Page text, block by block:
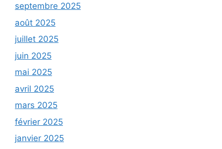
septembre 2025
août 2025
juillet 2025
juin 2025
mai 2025
avril 2025
mars 2025
février 2025
janvier 2025